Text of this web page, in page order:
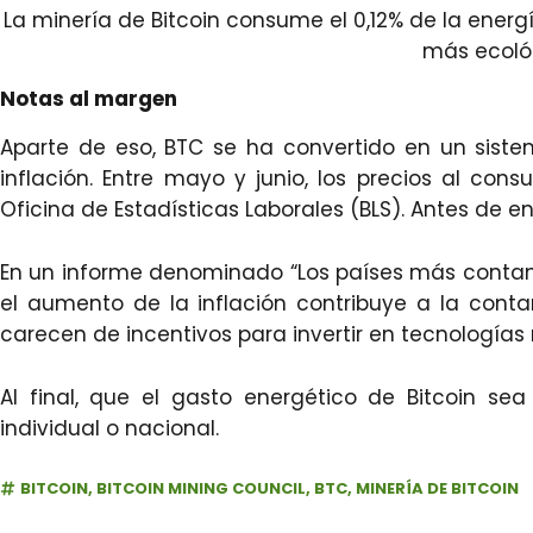
La minería de Bitcoin consume el 0,12% de la
más
Notas al margen
Aparte de eso, BTC se ha convertido en un
inflación. Entre mayo y junio, los precios al
Oficina de Estadísticas Laborales (BLS). Antes de
En un informe denominado “Los países más
el aumento de la inflación contribuye a la
carecen de incentivos para invertir en tecnologías
Al final, que el gasto energético de Bitcoin
individual o nacional.
BITCOIN, BITCOIN MINING COUNCIL, BTC, MINERÍA DE BITCOIN